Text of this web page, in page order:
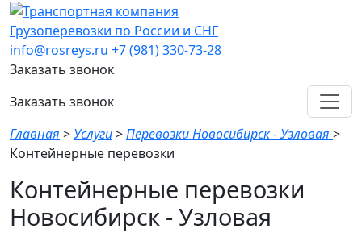
Грузоперевозки по России и СНГ
info@rosreys.ru +7 (981) 330-73-28
Заказать звонок
Заказать звонок
Главная >Услуги>Перевозки Новосибирск - Узловая >
Контейнерные перевозки
Контейнерные перевозки
Новосибирск - Узловая